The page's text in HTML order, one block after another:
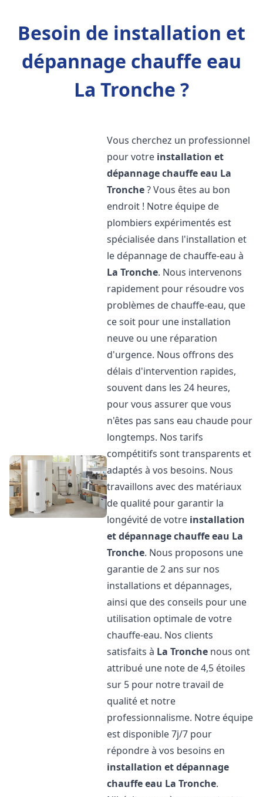
Besoin de installation et
dépannage chauffe eau
La Tronche ?
Vous cherchez un professionnel
pour votre installation et
dépannage chauffe eau La
Tronche? Vous êtes au bon
endroit ! Notre équipe de
plombiers expérimentés est
spécialisée dans l'installation et
le dépannage de chauffe-eau à
La Tronche. Nous intervenons
rapidement pour résoudre vos
problèmes de chauffe-eau, que
ce soit pour une installation
neuve ou une réparation
d'urgence. Nous offrons des
délais d'intervention rapides,
souvent dans les 24 heures,
pour vous assurer que vous
n'êtes pas sans eau chaude pour
longtemps. Nos tarifs
compétitifs sont transparents et
adaptés à vos besoins. Nous
travaillons avec des matériaux
de qualité pour garantir la
longévité de votre installation
et dépannage chauffe eau La
Tronche. Nous proposons une
garantie de 2 ans sur nos
installations et dépannages,
ainsi que des conseils pour une
utilisation optimale de votre
chauffe-eau. Nos clients
satisfaits à La Tronche nous ont
attribué une note de 4,5 étoiles
sur 5 pour notre travail de
qualité et notre
professionnalisme. Notre équipe
est disponible 7j/7 pour
répondre à vos besoins en
installation et dépannage
chauffe eau La Tronche.